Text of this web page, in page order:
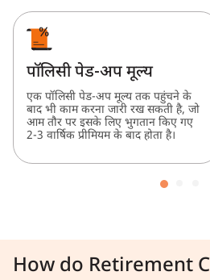
पॉलिसी पेड-अप मूल्य
एक पॉलिसी पेड-अप मूल्य तक पहुंचने के
बाद भी काम करना जारी रख सकती है, जो
आम तौर पर इसके लिए भुगतान किए गए
2-3 वार्षिक प्रीमियम के बाद होता है।
How do Retirement